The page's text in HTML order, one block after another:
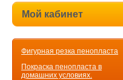
Мой кабинет
Фигурная резка пенопласта
Покраска пенопласта в
домашних условиях.